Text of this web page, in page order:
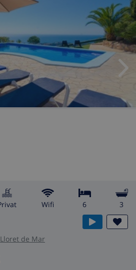
Privat wifi 6 3
Lloret de Mar